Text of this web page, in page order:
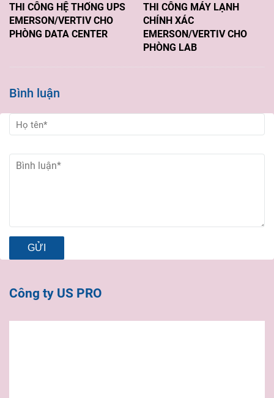
THI CÔNG HỆ THỐNG UPS
EMERSON/VERTIV CHO
PHÒNG DATA CENTER
THI CÔNG MÁY LẠNH
CHÍNH XÁC
EMERSON/VERTIV CHO
PHÒNG LAB
Bình luận
GỬI
Công ty US PRO